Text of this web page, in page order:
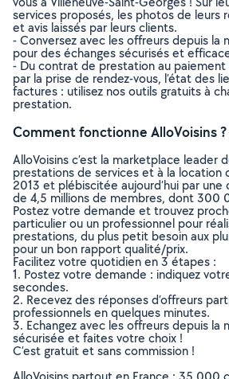
services proposés, les photos de leurs
et avis laissés par leurs clients.
- Conversez avec les offreurs depuis la
pour des échanges sécurisés et
- Du contrat de prestation au paiement
par la prise de rendez-vous, l’état des
factures : utilisez nos outils gratuits à
prestation.
Comment fonctionne AlloVoisins ?
AlloVoisins c’est la marketplace leader
prestations de services et à la location
2013 et plébiscitée aujourd’hui par
de 4,5 millions de membres, dont 300
Postez votre demande et trouvez
particulier ou un professionnel pour
prestations, du plus petit besoin aux
pour un bon rapport qualité/prix.
Facilitez votre quotidien en 3 étapes :
1. Postez votre demande : indiquez
secondes.
2. Recevez des réponses d’offreurs
professionnels en quelques minutes.
3. Echangez avec les offreurs depuis la
sécurisée et faites votre choix !
C’est gratuit et sans commission !